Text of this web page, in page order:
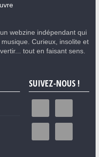
webzine indépendant qui
Curieux, insolite et
tout en faisant sens.
SUIVEZ-NOUS !